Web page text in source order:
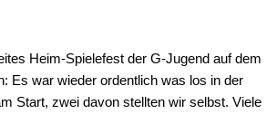
Heim-Spielefest der G-Jugend auf dem
Es war wieder ordentlich was los in der
Start, zwei davon stellten wir selbst. Viele